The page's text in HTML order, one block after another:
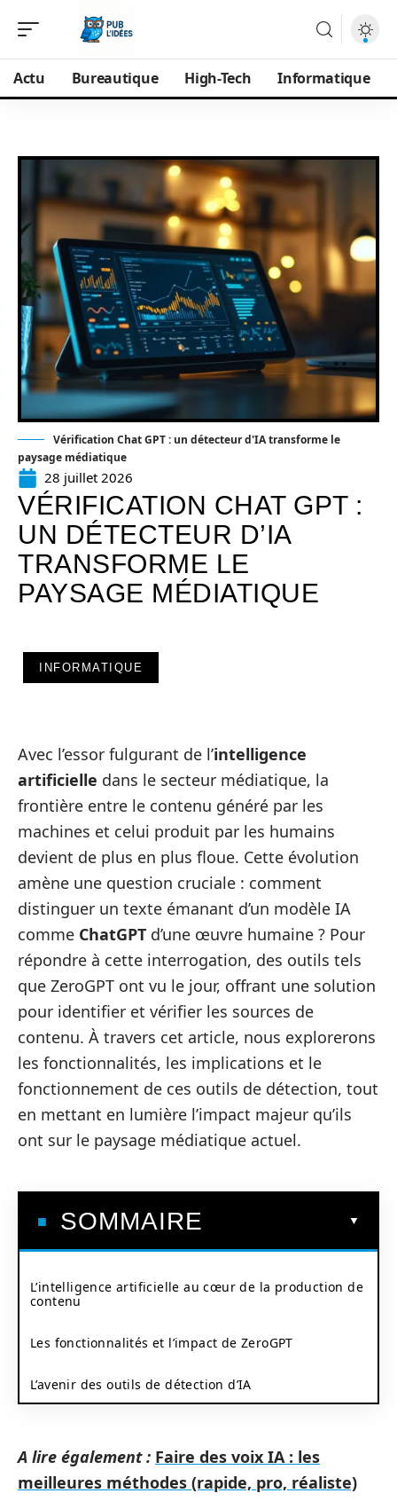
Actu Bureautique High-Tech Informatique
Vérification Chat GPT : un détecteur d'IA transforme le
paysage médiatique
28 juillet 2026
VÉRIFICATION CHAT GPT :
UN DÉTECTEUR D’IA
TRANSFORME LE
PAYSAGE MÉDIATIQUE
INFORMATIQUE
Avec l’essor fulgurant de l’intelligence
artificielle dans le secteur médiatique, la
frontière entre le contenu généré par les
machines et celui produit par les humains
devient de plus en plus floue. Cette évolution
amène une question cruciale : comment
distinguer un texte émanant d’un modèle IA
comme ChatGPT d’une œuvre humaine ? Pour
répondre à cette interrogation, des outils tels
que ZeroGPT ont vu le jour, offrant une solution
pour identifier et vérifier les sources de
contenu. À travers cet article, nous explorerons
les fonctionnalités, les implications et le
fonctionnement de ces outils de détection, tout
en mettant en lumière l’impact majeur qu’ils
ont sur le paysage médiatique actuel.
SOMMAIRE
L’intelligence artificielle au cœur de la production de
contenu
Les fonctionnalités et l’impact de ZeroGPT
L’avenir des outils de détection d’IA
A lire également : Faire des voix IA : les
meilleures méthodes (rapide, pro, réaliste)